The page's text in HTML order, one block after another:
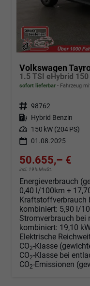
Volkswagen
sofort lieferbar Fahrzeug
Fahrzeugnr. 98762
Kraftstoff Hybrid Benzin
Leistung 150 kW (204 PS)
01.08.2025
50.655,– €
incl. 19% MwSt.
Energieverbrauch
0,40 l/100km +
Kraftstoffverbrauch
kombiniert: 5,90 l/
Stromverbrauch bei
kombiniert: 19,10
Elektrische
CO2-Klasse
CO2-Klasse bei
CO2-Emissionen